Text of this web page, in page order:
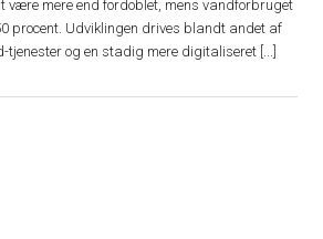
være mere end fordoblet, mens vandforbruget
procent. Udviklingen drives blandt andet af
tjenester og en stadig mere digitaliseret [...]